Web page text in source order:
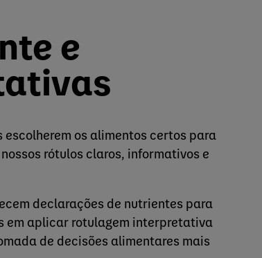
e
escolherem os alimentos certos para
rótulos claros, informativos e
declarações de nutrientes para
em aplicar rotulagem interpretativa
de decisões alimentares mais